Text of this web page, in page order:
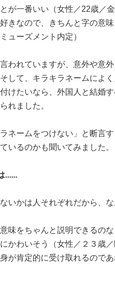
が一番いい（女性／22歳／金
好きなので、きちんと字の意
ューズメント内定）
われていますが、意外や意
して、キラキラネームによ
けたいなら、外国人と結婚
れました。
ラネームをつけない」と断言
いるのかも聞いてみました。
......
ないかは人それぞれだから、
味をちゃんと説明できるの
かわいそう（女性／２３歳／
身が肯定的に受け取れるので